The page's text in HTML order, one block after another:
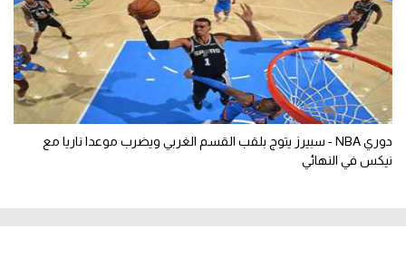
دوري NBA - سبيرز يتوج بلقب القسم الغربي ويضرب موعدا ناريا مع
نيكس في النهائي